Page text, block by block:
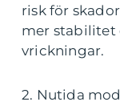
risk för
mer stabilitet
vrickningar.
2. Nutida